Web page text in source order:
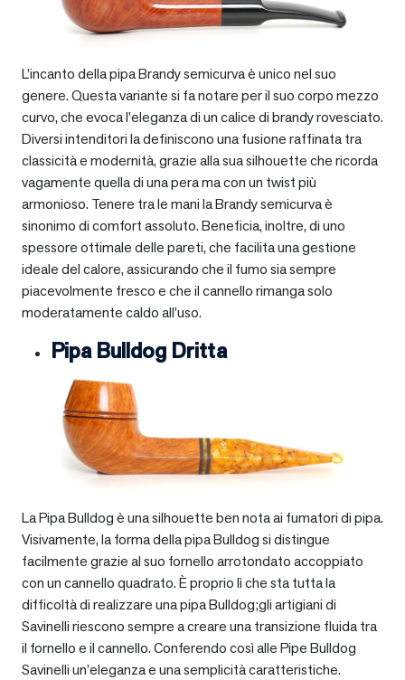
L’incanto della pipa Brandy semicurva è unico nel suo
genere. Questa variante si fa notare per il suo corpo mezzo
curvo, che evoca l’eleganza di un calice di brandy rovesciato.
Diversi intenditori la definiscono una fusione raffinata tra
classicità e modernità, grazie alla sua silhouette che ricorda
vagamente quella di una pera ma con un twist più
armonioso. Tenere tra le mani la Brandy semicurva è
sinonimo di comfort assoluto. Beneficia, inoltre, di uno
spessore ottimale delle pareti, che facilita una gestione
ideale del calore, assicurando che il fumo sia sempre
piacevolmente fresco e che il cannello rimanga solo
moderatamente caldo all’uso.
Pipa Bulldog Dritta
La Pipa Bulldog è una silhouette ben nota ai fumatori di pipa.
Visivamente, la forma della pipa Bulldog si distingue
facilmente grazie al suo fornello arrotondato accoppiato
con un cannello quadrato. È proprio lì che sta tutta la
difficoltà di realizzare una pipa Bulldog;gli artigiani di
Savinelli riescono sempre a creare una transizione fluida tra
il fornello e il cannello. Conferendo così alle Pipe Bulldog
Savinelli un’eleganza e una semplicità caratteristiche.